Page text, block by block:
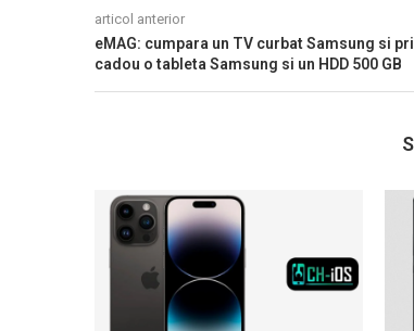
articol anterior
eMAG: cumpara un TV curbat Samsung si
cadou o tableta Samsung si un HDD 500 GB